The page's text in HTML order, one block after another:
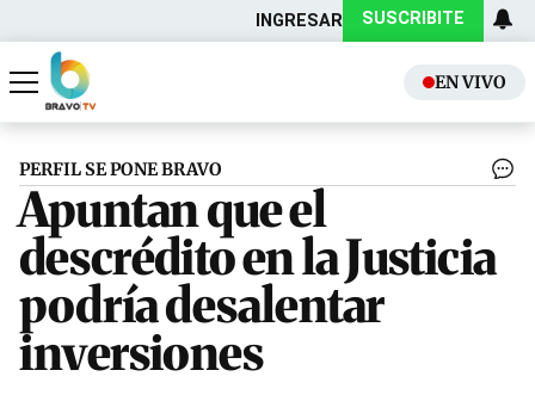
INGRESAR SUSCRIBITE
EN VIVO
Actualidad
Política
PERFIL SE PONE BRAVO
Apuntan que el
descrédito en la Justicia
podría desalentar
inversiones